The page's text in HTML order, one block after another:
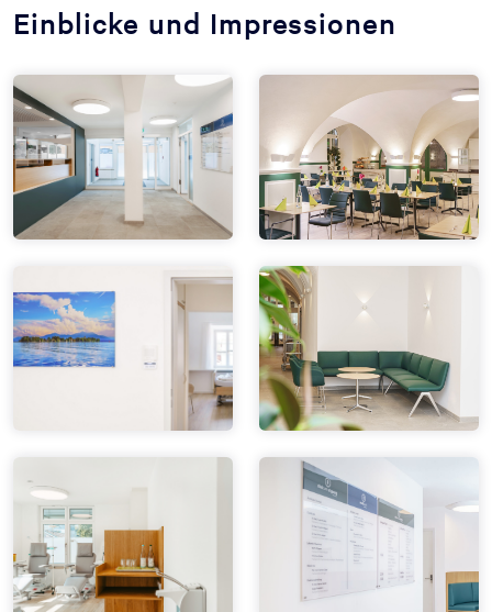
Einblicke und Impressionen